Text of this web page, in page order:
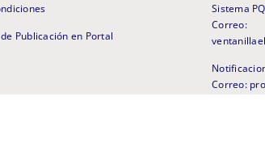
Publicación en Portal
Sistema
Correo:
Correo: